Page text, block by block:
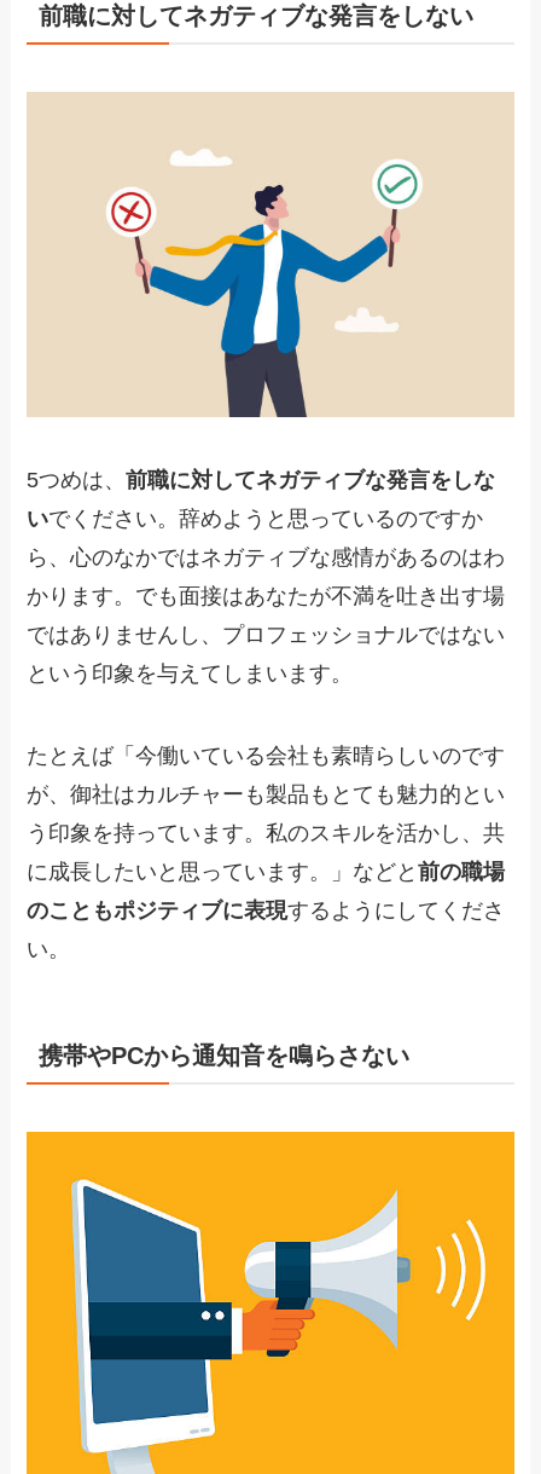
前職に対してネガティブな発言をしない
5つめは、前職に対してネガティブな発言をしな
いでください。辞めようと思っているのですか
ら、心のなかではネガティブな感情があるのはわ
かります。でも面接はあなたが不満を吐き出す場
ではありませんし、プロフェッショナルではない
という印象を与えてしまいます。
たとえば「今働いている会社も素晴らしいのです
が、御社はカルチャーも製品もとても魅力的とい
う印象を持っています。私のスキルを活かし、共
に成長したいと思っています。」などと前の職場
のこともポジティブに表現するようにしてくださ
い。
携帯やPCから通知音を鳴らさない